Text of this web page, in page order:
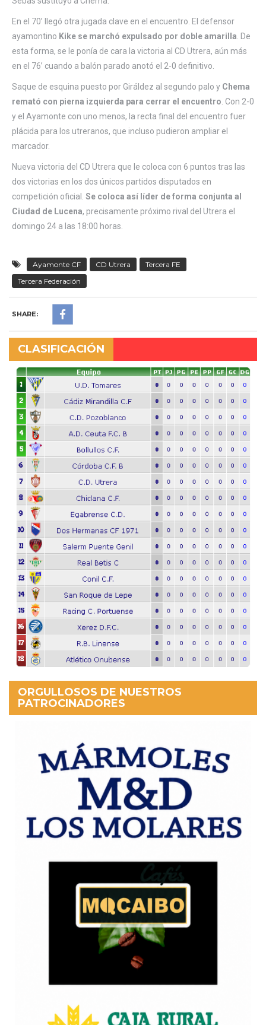
En el 70’ llegó otra jugada clave en el encuentro. El defensor
ayamontino Kike se marchó expulsado por doble amarilla . De
esta forma, se le ponía de cara la victoria al CD Utrera, aún más
en el 76’ cuando a balón parado anotó el 2-0 definitivo.
Saque de esquina puesto por Giráldez al segundo palo y Chema
remató con pierna izquierda para cerrar el encuentro . Con 2-0
y el Ayamonte con uno menos, la recta final del encuentro fuer
plácida para los utreranos, que incluso pudieron ampliar el
marcador.
Nueva victoria del CD Utrera que le coloca con 6 puntos tras las
dos victorias en los dos únicos partidos disputados en
competición oficial. Se coloca así líder de forma conjunta al
Ciudad de Lucena, precisamente próximo rival del Utrera el
domingo 24 a las 18:00 horas.
Ayamonte CF CD Utrera
Tercera FE
Tercera Federación
SHARE:
CLASIFICACIÓN
ORGULLOSOS DE NUESTROS
PATROCINADORES